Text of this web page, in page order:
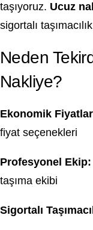
taşıyoruz. Ucuz
sigortalı
Neden
Nakliye?
Ekonomik
fiyat seçenekleri
Profesyonel Ekip:
taşıma ekibi
Sigortalı